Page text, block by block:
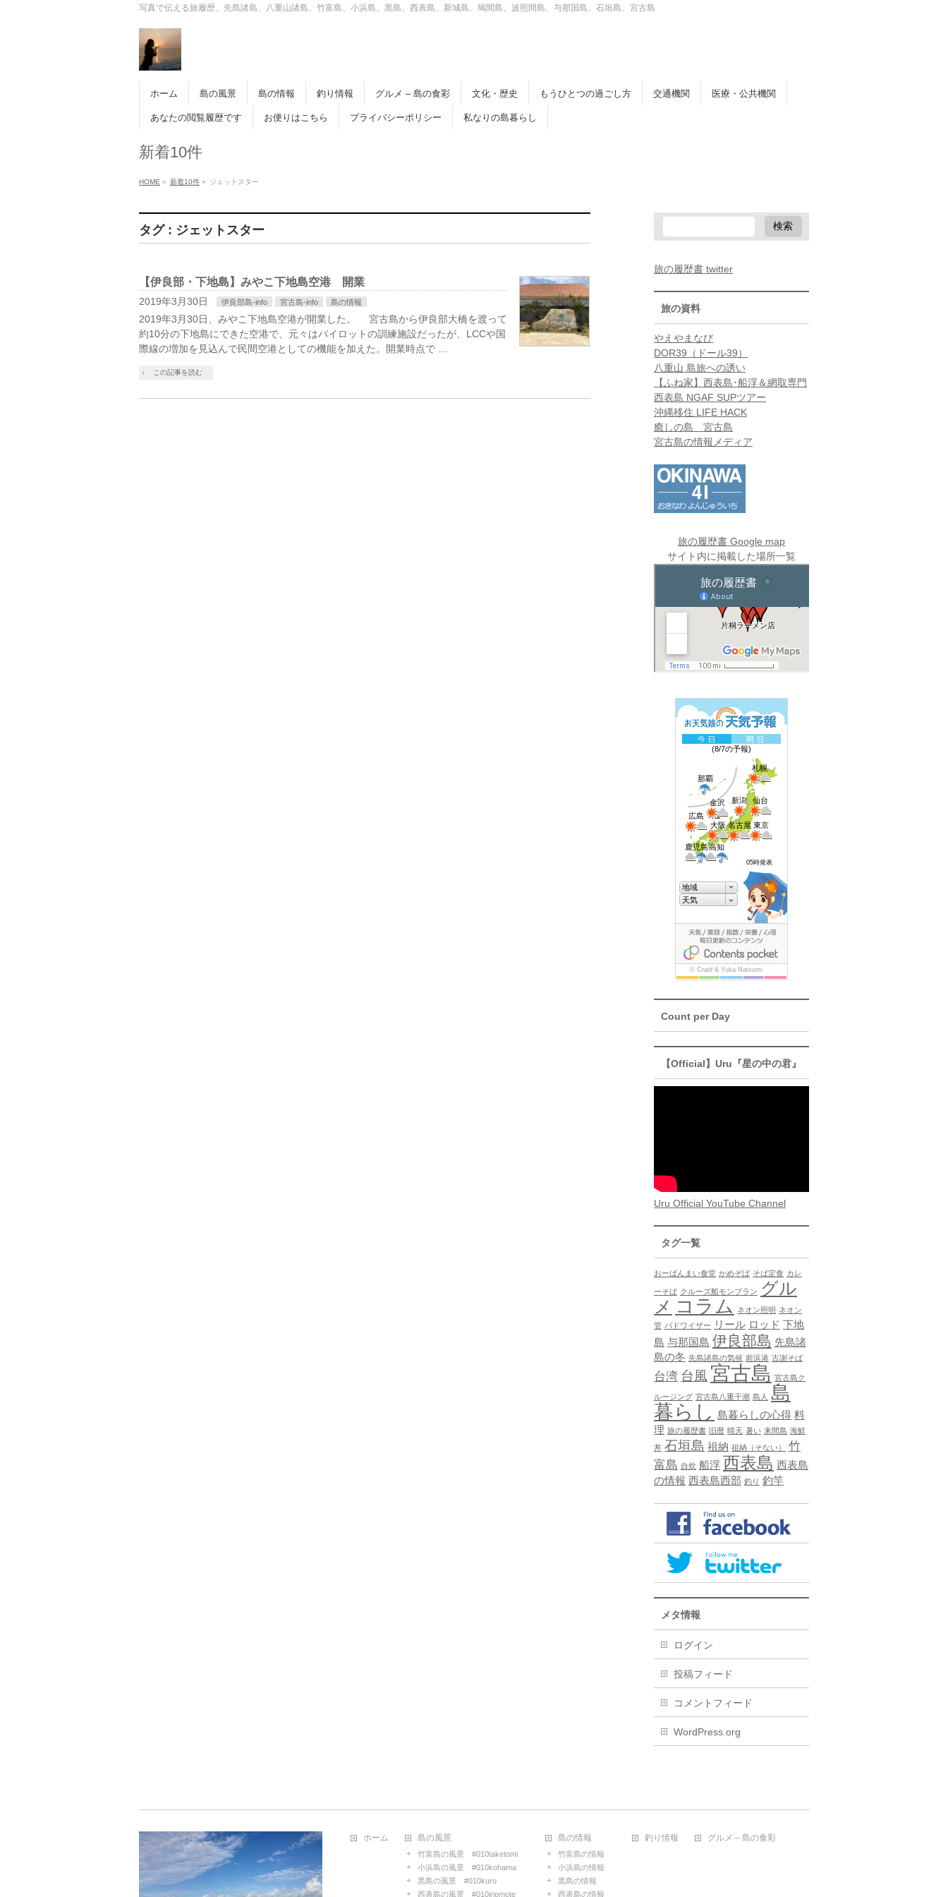
写真で伝える旅履歴、先島諸島、八重山諸島、竹富島、小浜島、黒島、西表島、新城島、鳩間島、波照間島、与那国島、石垣島、宮古島
ホーム 島の風景 島の情報 釣り情報 グルメ – 島の食彩 文化・歴史 もうひとつの過ごし方 交通機関 医療・公共機関
あなたの閲覧履歴です お便りはこちら プライバシーポリシー 私なりの島暮らし
新着10件
HOME » 新着10件 » ジェットスター
タグ : ジェットスター
【伊良部・下地島】みやこ下地島空港 開業
2019年3月30日 伊良部島-info 宮古島-info 島の情報
2019年3月30日、みやこ下地島空港が開業した。 宮古島から伊良部大橋を渡って
約10分の下地島にできた空港で、元々はパイロットの訓練施設だったが、LCCや国
際線の増加を見込んで民間空港としての機能を加えた。開業時点で …
この記事を読む
旅の履歴書 twitter
旅の資料
やえやまなび
DOR39（ドール39）
八重山 島旅への誘い
【ふね家】西表島･船浮＆網取専門
西表島 NGAF SUPツアー
沖縄移住 LIFE HACK
癒しの島 宮古島
宮古島の情報メディア
旅の履歴書 Google map
サイト内に掲載した場所一覧
Count per Day
【Official】Uru『星の中の君』
Uru Official YouTube Channel
タグ一覧
おーばんまい食堂 かめぞば そば定食 カレ
ーそば クルーズ船モンブラン グル
メ コラム ネオン照明 ネオン
管 バドワイザー リール ロッド 下地
島 与那国島 伊良部島 先島諸
島の冬 先島諸島の気候 前浜港 古謝そば
台湾 台風 宮古島 宮古島ク
ルージング 宮古島八重干潮 島人
島
暮らし 島暮らしの心得 料
理 旅の履歴書 旧暦 晴天 暑い 来間島 海鮮
丼 石垣島 祖納 祖納（そない）
竹
富島 自炊 船浮 西表島 西表島
の情報 西表島西部 釣り 釣竿
メタ情報
ログイン
投稿フィード
コメントフィード
WordPress.org
ホーム 島の風景
竹富島の風景 #010taketomi
小浜島の風景 #010kohama
黒島の風景 #010kuro
西表島の風景 #010iriomote
島の情報
竹富島の情報
小浜島の情報
黒島の情報
西表島の情報
釣り情報 グルメ – 島の食彩